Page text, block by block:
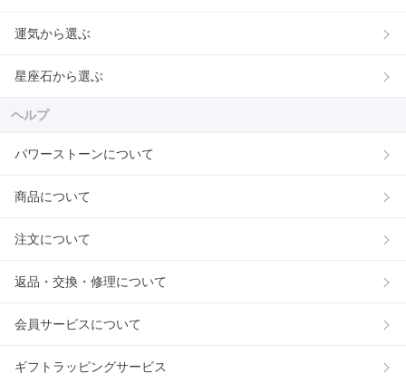
運気から選ぶ
星座石から選ぶ
ヘルプ
パワーストーンについて
商品について
注文について
返品・交換・修理について
会員サービスについて
ギフトラッピングサービス